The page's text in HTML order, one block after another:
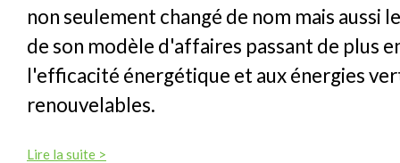
non seulement changé de nom mais aussi
de son modèle d'affaires passant de plus
l'efficacité énergétique et aux énergies
renouvelables.
Lire la suite >